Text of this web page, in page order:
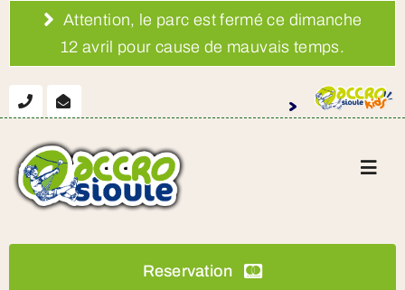
content
Attention, le parc est fermé ce dimanche
12 avril pour cause de mauvais temps.
>
Reservation